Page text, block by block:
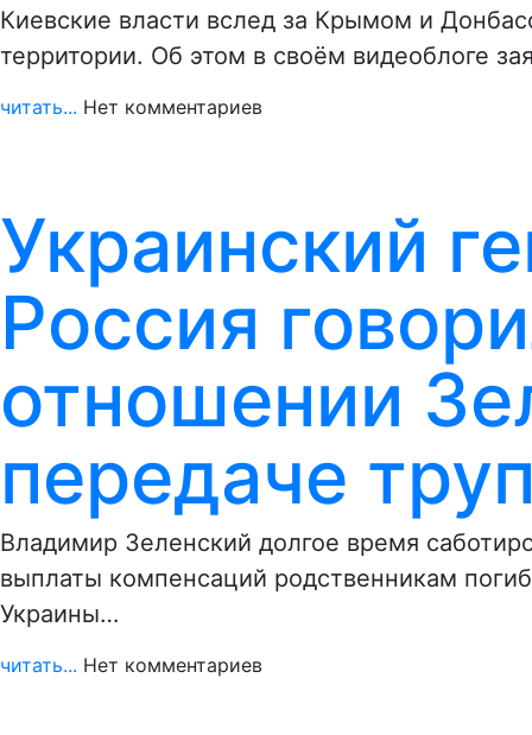
Киевские власти вслед за Крымом и
территории. Об этом в своём видеоблоге
читать... Нет комментариев
Украинский
Россия
отношении
передаче
Владимир Зеленский долгое время
выплаты компенсаций родственникам
Украины…
читать... Нет комментариев